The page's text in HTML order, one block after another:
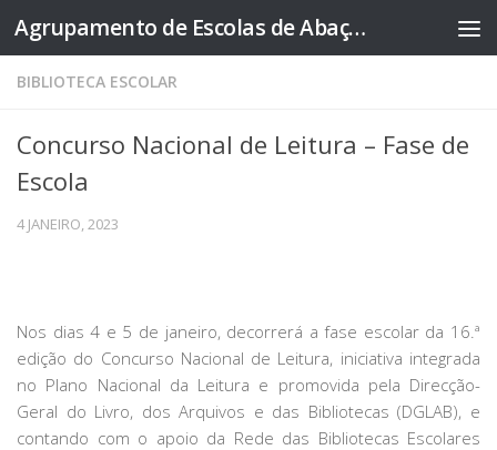
Skip to content Agrupamento de Escolas de Abação
BIBLIOTECA ESCOLAR
Concurso Nacional de Leitura – Fase de
Escola
4 JANEIRO, 2023
Nos dias 4 e 5 de janeiro, decorrerá a fase escolar da 16.ª
edição do Concurso Nacional de Leitura, iniciativa integrada
no Plano Nacional da Leitura e promovida pela Direcção-
Geral do Livro, dos Arquivos e das Bibliotecas (DGLAB), e
contando com o apoio da Rede das Bibliotecas Escolares